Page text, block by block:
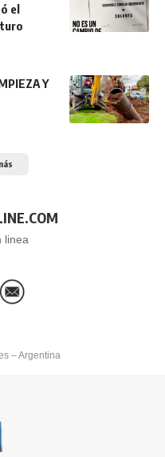
el
Y
linea
– Argentina